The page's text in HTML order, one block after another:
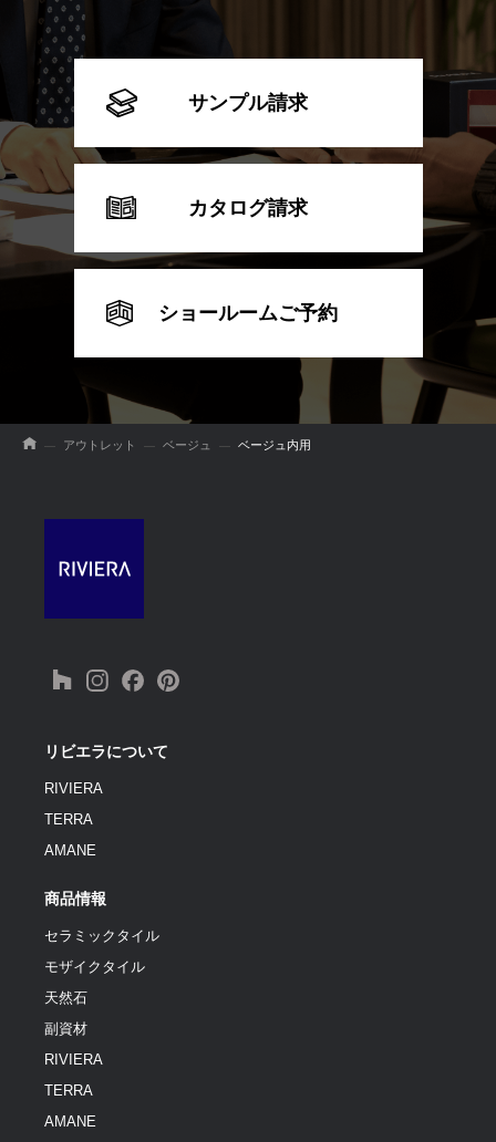
サンプル請求
カタログ請求
ショールームご予約
アウトレット ベージュ ベージュ内用
リビエラについて
RIVIERA
TERRA
AMANE
商品情報
セラミックタイル
モザイクタイル
天然石
副資材
RIVIERA
TERRA
AMANE